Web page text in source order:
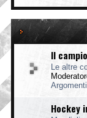
Il
Le altre
Hockey